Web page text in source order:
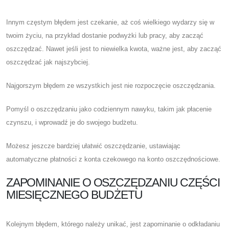
Innym częstym błędem jest czekanie, aż coś wielkiego wydarzy się w
twoim życiu, na przykład dostanie podwyżki lub pracy, aby zacząć
oszczędzać. Nawet jeśli jest to niewielka kwota, ważne jest, aby zacząć
oszczędzać jak najszybciej.
Najgorszym błędem ze wszystkich jest nie rozpoczęcie oszczędzania.
Pomyśl o oszczędzaniu jako codziennym nawyku, takim jak płacenie
czynszu, i wprowadź je do swojego budżetu.
Możesz jeszcze bardziej ułatwić oszczędzanie, ustawiając
automatyczne płatności z konta czekowego na konto oszczędnościowe.
ZAPOMINANIE O OSZCZĘDZANIU CZĘŚCI
MIESIĘCZNEGO BUDŻETU
Kolejnym błędem, którego należy unikać, jest zapominanie o odkładaniu